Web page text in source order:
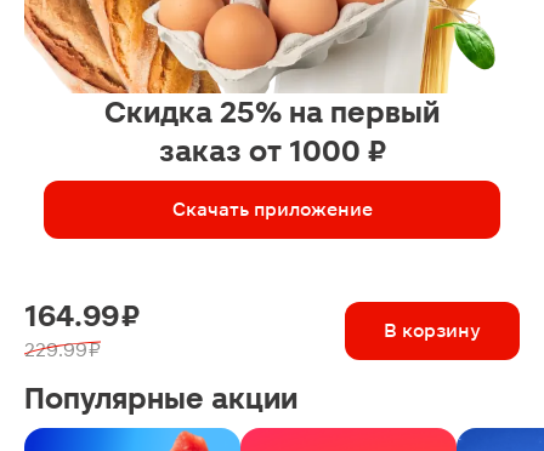
Скидка 25% на первый
заказ от 1000 ₽
Скачать приложение
164.99 ₽
229.99 ₽
В корзину
Популярные акции